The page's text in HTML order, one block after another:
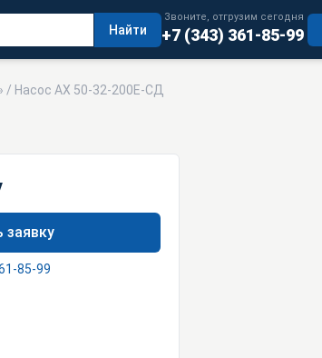
Найти
Звоните, отгрузим сегодня
+7 (343) 361-85-99
/ Насос АХ 50-32-200Е-СД
заявку
85-99